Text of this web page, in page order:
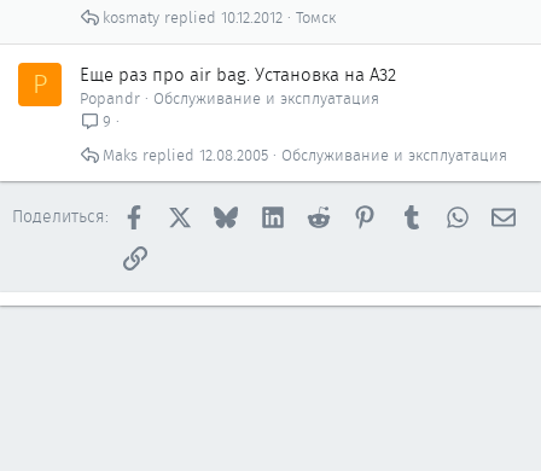
Томск
10.12.2012
kosmaty
P Еще раз про air bag. Установка на А32
Popandr
Обслуживание и эксплуатация
9
Обслуживание и эксплуатация
12.08.2005
Maks
Поделиться: Facebook BlueskyLinkedInReddit PinterestTumblr
Ссылка